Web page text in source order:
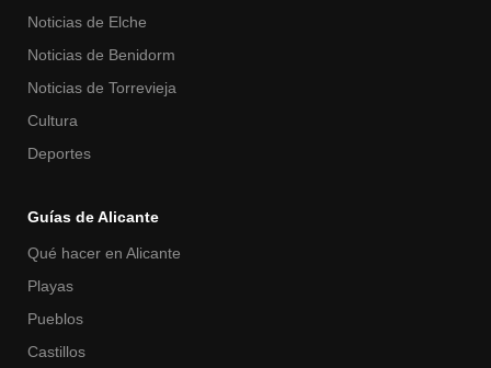
Noticias de Elche
Noticias de Benidorm
Noticias de Torrevieja
Cultura
Deportes
Guías de Alicante
Qué hacer en Alicante
Playas
Pueblos
Castillos